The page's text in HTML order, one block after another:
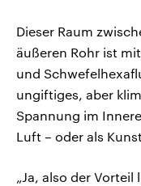
Dieser Raum
äußeren Rohr ist
und
ungiftiges, aber
Spannung im
Luft – oder als
„Ja, also der